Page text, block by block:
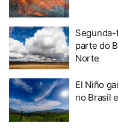
parte do
Norte
El Niño
no Brasil